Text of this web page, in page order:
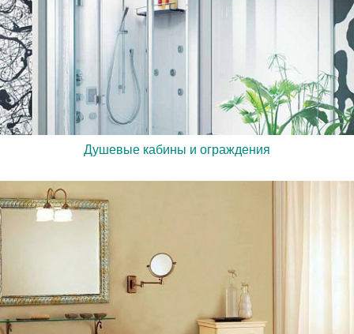
Душевые кабины и ограждения